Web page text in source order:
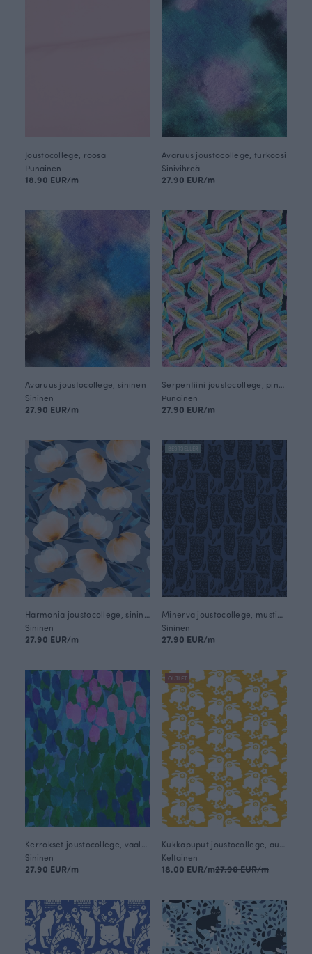
Joustocollege, roosa
Punainen
18.90 EUR/m
Avaruus joustocollege, turkoosi
Sinivihreä
27.90 EUR/m
Avaruus joustocollege, sininen
Sininen
27.90 EUR/m
Punainen
27.90 EUR/m
Sininen
27.90 EUR/m
BESTSELLER
Sininen
27.90 EUR/m
Sininen
27.90 EUR/m
OUTLET
Keltainen
18.00 EUR/m27.90 EUR/m